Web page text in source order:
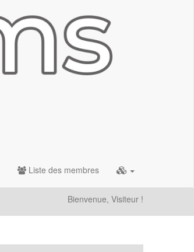
Liste des membres
Bienvenue, Visiteur !